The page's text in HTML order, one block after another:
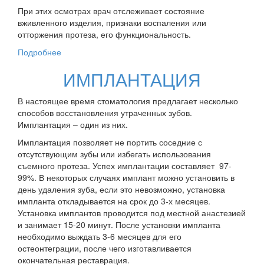
При этих осмотрах врач отслеживает состояние
вживленного изделия, признаки воспаления или
отторжения протеза, его функциональность.
Подробнее
ИМПЛАНТАЦИЯ
В настоящее время стоматология предлагает несколько
способов восстановления утраченных зубов.
Имплантация – один из них.
Имплантация позволяет не портить соседние с
отсутствующим зубы или избегать использования
съемного протеза. Успех имплантации составляет 97-
99%. В некоторых случаях имплант можно установить в
день удаления зуба, если это невозможно, установка
импланта откладывается на срок до 3-х месяцев.
Установка имплантов проводится под местной анастезией
и занимает 15-20 минут. После установки импланта
необходимо выждать 3-6 месяцев для его
остеонтеграции, после чего изготавливается
окончательная реставрация.